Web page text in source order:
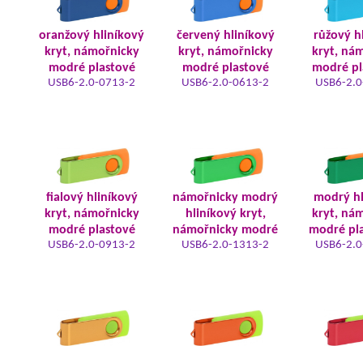
oranžový hliníkový
kryt, námořnicky
modré plastové
USB6-2.0-0713-2
červený hliníkový
kryt, námořnicky
modré plastové
USB6-2.0-0613-2
růžový
kryt,
modré
USB6-
fialový hliníkový
kryt, námořnicky
modré plastové
USB6-2.0-0913-2
námořnicky modrý
hliníkový kryt,
námořnicky modré
USB6-2.0-1313-2
modrý
kryt,
modré
USB6-